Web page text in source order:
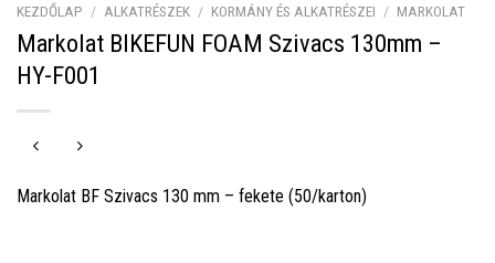
KEZDŐLAP / ALKATRÉSZEK / KORMÁNY ÉS ALKATRÉSZEI / MARKOLAT
Markolat BIKEFUN FOAM Szivacs 130mm –
HY-F001
Markolat BF Szivacs 130 mm – fekete (50/karton)